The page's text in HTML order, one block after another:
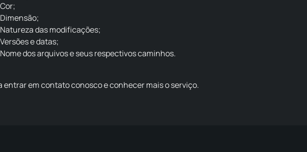
Cor;
Dimensão;
Natureza das modificações;
Versões e datas;
Nome dos arquivos e seus respectivos caminhos.
em contato conosco e conhecer mais o serviço.